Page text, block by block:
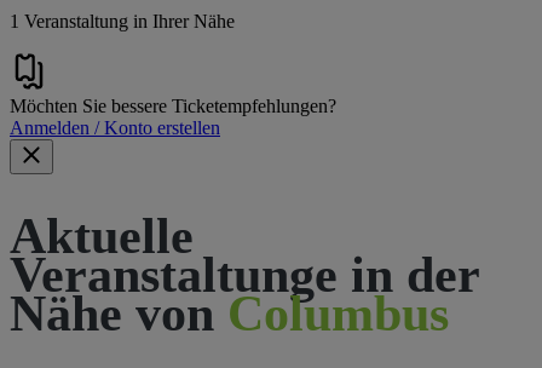
1 Veranstaltung in Ihrer Nähe
Möchten Sie bessere Ticketempfehlungen?
Anmelden / Konto erstellen
Aktuelle
Veranstaltunge in der
Nähe von Columbus